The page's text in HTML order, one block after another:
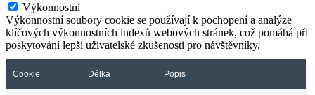
Výkonnostní
Výkonnostní soubory cookie se používají k pochopení a analýze
klíčových výkonnostních indexů webových stránek, což pomáhá při
poskytování lepší uživatelské zkušenosti pro návštěvníky.
Cookie Délka Popis